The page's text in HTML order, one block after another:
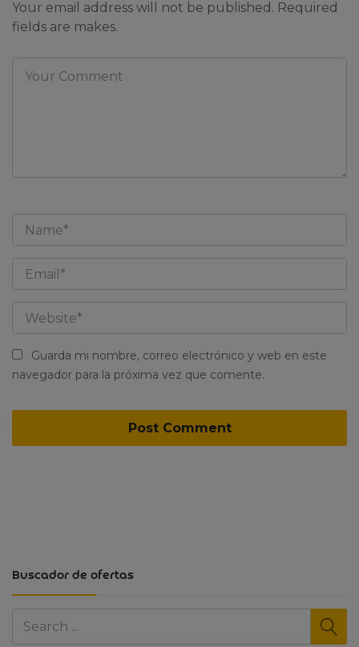
Buscador de ofertas
Your email address will not be published. Required
fields are makes.
Guarda mi nombre, correo electrónico y web en este
navegador para la próxima vez que comente.